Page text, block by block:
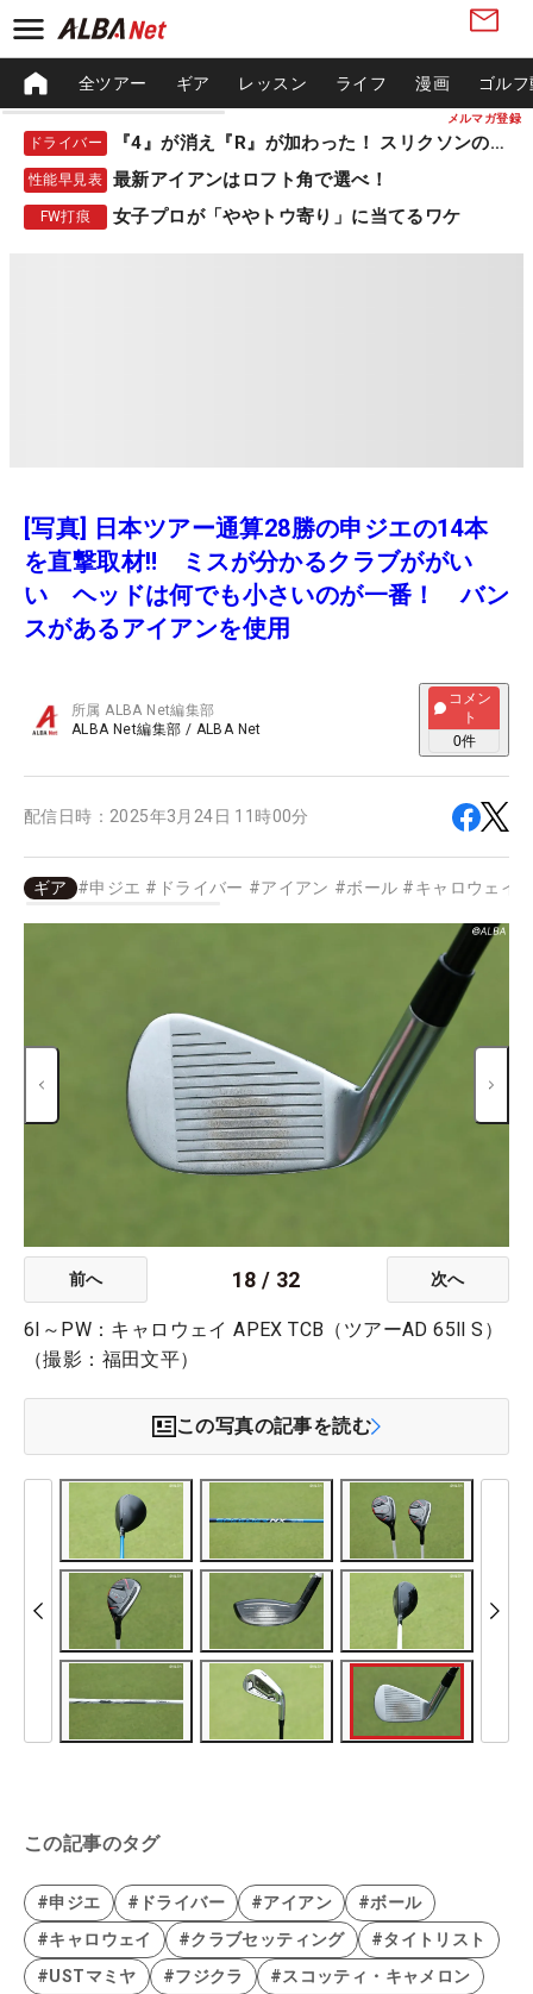
メルマガ登録
全ツアー ギア レッスン ライフ 漫画 ゴル
ドライバー 『4』が消え『R』が加わった！ スリクソンの新作
性能早見表 最新アイアンはロフト角で選べ！
FW打痕 女子プロが「ややトウ寄り」に当てるワケ
[写真] 日本ツアー通算28勝の申ジエの14本
を直撃取材‼ ミスが分かるクラブががい
い ヘッドは何でも小さいのが一番！ バン
スがあるアイアンを使用
所属ALBA Net編集部
ALBA Net編集部 / ALBA Net
コメン
ト
0件
配信日時： 2025年3月24日 11時00分
ギア #申ジエ # ドライバー #アイアン #ボール #キャロウェイ
前へ 18 / 32 次へ
6I～PW：キャロウェイ APEX TCB（ツアーAD 65ll S）
（撮影：福田文平）
この写真の記事を読む
この記事のタグ
#申ジエ #ドライバー #アイアン
#ボール
#キャロウェイ
#クラブセッティング
#タイトリスト
#USTマミヤ
#フジクラ #スコッティ・キャメロン